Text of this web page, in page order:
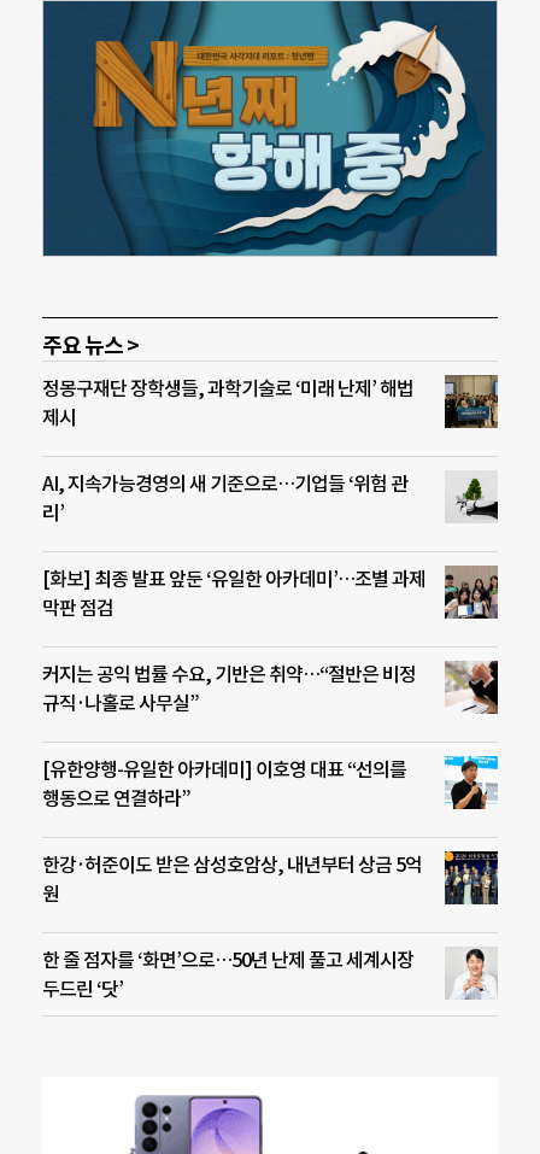
주요 뉴스 >
정몽구재단 장학생들, 과학기술로 ‘미래 난제’ 해법
제시
AI, 지속가능경영의 새 기준으로…기업들 ‘위험 관
리’
[화보] 최종 발표 앞둔 ‘유일한 아카데미’…조별 과제
막판 점검
커지는 공익 법률 수요, 기반은 취약…“절반은 비정
규직·나홀로 사무실”
[유한양행-유일한 아카데미] 이호영 대표 “선의를
행동으로 연결하라”
한강·허준이도 받은 삼성호암상, 내년부터 상금 5억
원
한 줄 점자를 ‘화면’으로…50년 난제 풀고 세계시장
두드린 ‘닷’